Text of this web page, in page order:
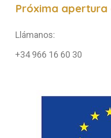
Próxima apertura
Llámanos:
+34 966 16 60 30